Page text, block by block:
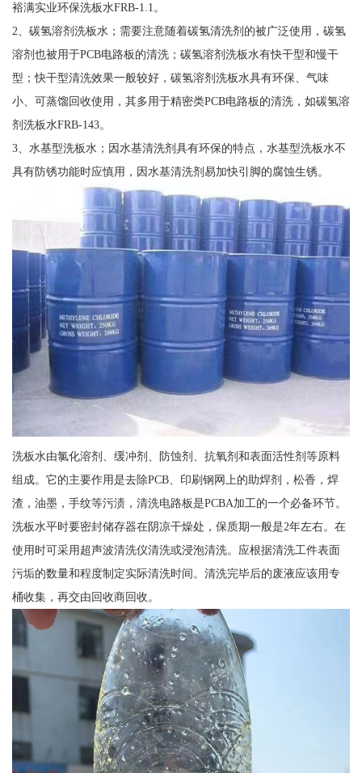
裕满实业环保洗板水FRB-1.1。
2、碳氢溶剂洗板水；需要注意随着碳氢清洗剂的被广泛使用，碳氢
溶剂也被用于PCB电路板的清洗；碳氢溶剂洗板水有快干型和慢干
型；快干型清洗效果一般较好，碳氢溶剂洗板水具有环保、气味
小、可蒸馏回收使用，其多用于精密类PCB电路板的清洗，如碳氢溶
剂洗板水FRB-143。
3、水基型洗板水；因水基清洗剂具有环保的特点，水基型洗板水不
具有防锈功能时应慎用，因水基清洗剂易加快引脚的腐蚀生锈。
洗板水由氯化溶剂、缓冲剂、防蚀剂、抗氧剂和表面活性剂等原料
组成。它的主要作用是去除PCB、印刷钢网上的助焊剂，松香，焊
渣，油墨，手纹等污渍，清洗电路板是PCBA加工的一个必备环节。
洗板水平时要密封储存器在阴凉干燥处，保质期一般是2年左右。在
使用时可采用超声波清洗仪清洗或浸泡清洗。应根据清洗工件表面
污垢的数量和程度制定实际清洗时间。清洗完毕后的废液应该用专
桶收集，再交由回收商回收。